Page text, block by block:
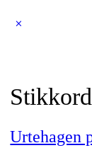
Urtehagen